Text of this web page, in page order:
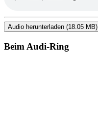
Audio herunterladen (18.05 MB)
Beim Audi-Ring